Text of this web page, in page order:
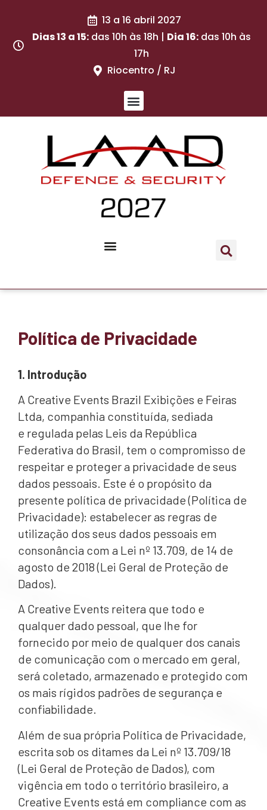
13 a 16 abril 2027
Dias 13 a 15: das 10h às 18h | Dia 16: das 10h às
17h
Riocentro / RJ
Política de Privacidade
1. Introdução
A Creative Events Brazil Exibições e Feiras
Ltda, companhia constituída, sediada
e regulada pelas Leis da República
Federativa do Brasil, tem o compromisso de
respeitar e proteger a privacidade de seus
dados pessoais. Este é o propósito da
presente política de privacidade (Política de
Privacidade): estabelecer as regras de
utilização dos seus dados pessoais em
consonância com a Lei nº 13.709, de 14 de
agosto de 2018 (Lei Geral de Proteção de
Dados).
A Creative Events reitera que todo e
qualquer dado pessoal, que lhe for
fornecido por meio de qualquer dos canais
de comunicação com o mercado em geral,
será coletado, armazenado e protegido com
os mais rígidos padrões de segurança e
confiabilidade.
Além de sua própria Política de Privacidade,
escrita sob os ditames da Lei nº 13.709/18
(Lei Geral de Proteção de Dados), com
vigência em todo o território brasileiro, a
Creative Events está em compliance com as